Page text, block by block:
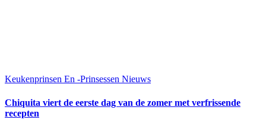
Keukenprinsen En -Prinsessen Nieuws
Chiquita viert de eerste dag van de zomer met verfrissende
recepten